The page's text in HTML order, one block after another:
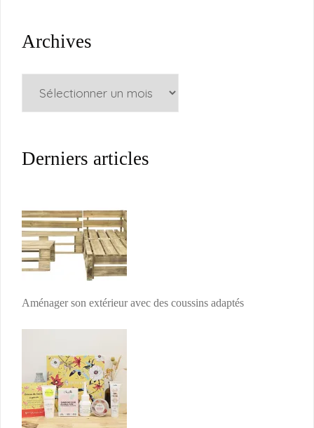
Archives
Derniers articles
Aménager son extérieur avec des coussins adaptés